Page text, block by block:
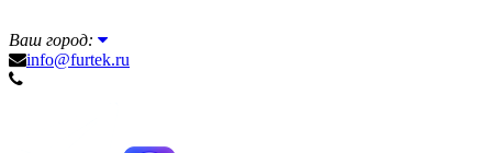
Ваш город:
info@furtek.ru